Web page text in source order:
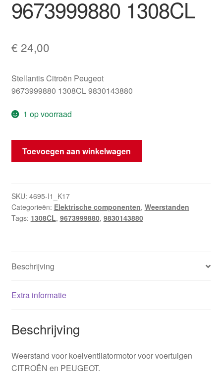
9673999880 1308CL
€ 24,00
Stellantis Citroën Peugeot
9673999880 1308CL 9830143880
1 op voorraad
Weerstand
Sahara
9673999880
1308CL
hoeveelheid
Toevoegen aan winkelwagen
SKU: 4695-I1_K17
Categorieën: Elektrische componenten, Weerstanden
Tags: 1308CL, 9673999880, 9830143880
Beschrijving
Extra informatie
Beschrijving
Weerstand voor koelventilatormotor voor voertuigen
CITROËN en PEUGEOT.